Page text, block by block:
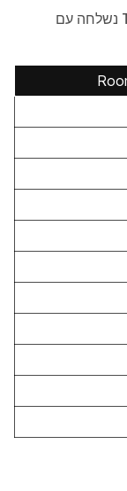
גרסת סוכן נקודת הקצה של ThousandEyes נשלחה עם